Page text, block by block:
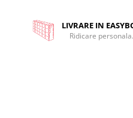
LIVRARE IN
Ridicare personala.